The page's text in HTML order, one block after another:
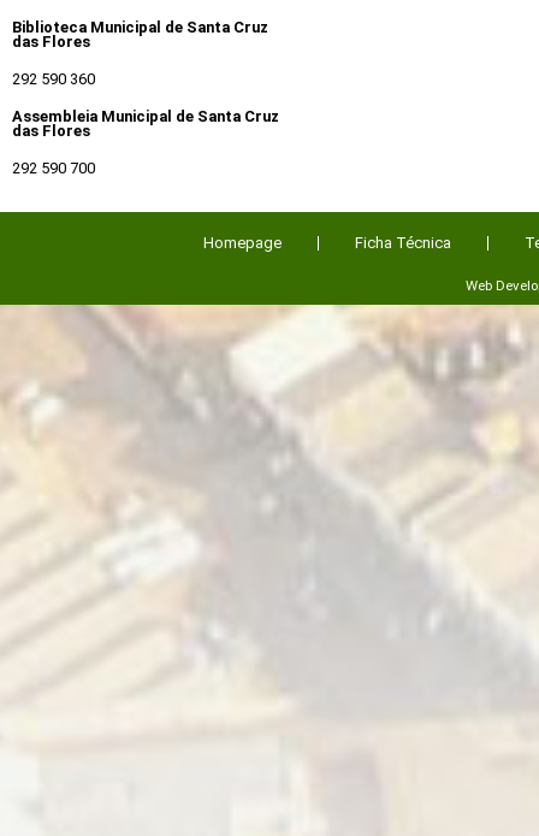
Biblioteca Municipal de Santa Cruz
das Flores
292 590 360
Assembleia Municipal de Santa Cruz
das Flores
292 590 700
Homepage Ficha Técnica
Web